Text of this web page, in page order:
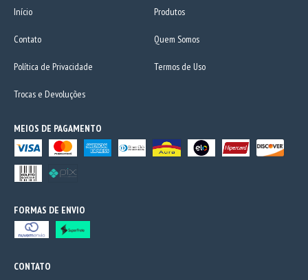
Início
Produtos
Contato Quem Somos
Política de Privacidade Termos de Uso
Trocas e Devoluções
MEIOS DE PAGAMENTO
FORMAS DE ENVIO
CONTATO